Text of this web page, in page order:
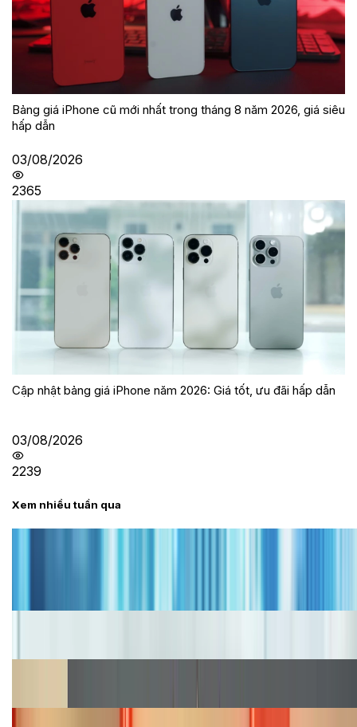
Bảng giá iPhone cũ mới nhất trong tháng 8 năm 2026, giá siêu
hấp dẫn
03/08/2026
2365
Cập nhật bảng giá iPhone năm 2026: Giá tốt, ưu đãi hấp dẫn
03/08/2026
2239
Xem nhiều tuần qua